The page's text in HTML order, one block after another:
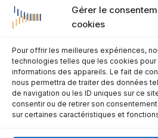
Gérer le
cookies
Pour offrir les meilleures expériences,
technologies telles que les cookies
informations des appareils. Le fait de
nous permettra de traiter des données
de navigation ou les ID uniques sur ce
consentir ou de retirer son
sur certaines caractéristiques et
À propos
Blog
CONTACT
franck.lidar@gmail.com
06 95 58 32 89
La Seyne-sur-Mer · Var · PACA